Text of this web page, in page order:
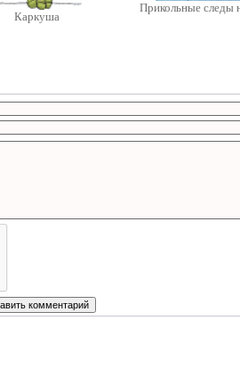
Каркуша
Прикольные следы